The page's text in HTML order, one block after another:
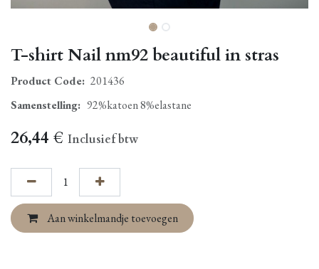
T-shirt Nail nm92 beautiful in stras
Product Code: 201436
Samenstelling: 92%katoen 8%elastane
26,44 € Inclusief btw
Aan winkelmandje toevoegen